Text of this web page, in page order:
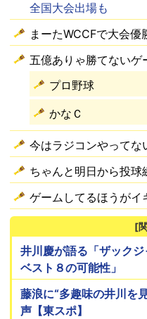
全国大会出場も
まーたWCCFで大会優
五億ありゃ勝てないゲ
プロ野球
かなＣ
今はラジコンやってな
ちゃんと明日から投球
ゲームしてるほうがイ
[
井川慶が語る「ザックジ
ベスト８の可能性」
藤浪に“多趣味の井川を
声【東スポ】